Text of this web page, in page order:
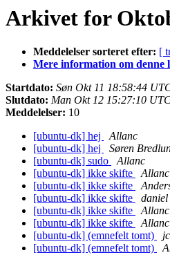
Arkivet for
Meddelelser sorteret efter: [
Mere information om denne
Startdato: Søn Okt 11 18:58:44
Slutdato: Man Okt 12 15:27:10
Meddelelser: 10
[ubuntu-dk] hej
Allanc
[ubuntu-dk] hej
Søren
[ubuntu-dk] sudo
Allanc
[ubuntu-dk] ikke skifte
Allanc
[ubuntu-dk] ikke skifte
[ubuntu-dk] ikke skifte
daniel
[ubuntu-dk] ikke skifte
Allanc
[ubuntu-dk] ikke skifte
Allanc
[ubuntu-dk] (emnefelt tomt)
[ubuntu-dk] (emnefelt tomt)